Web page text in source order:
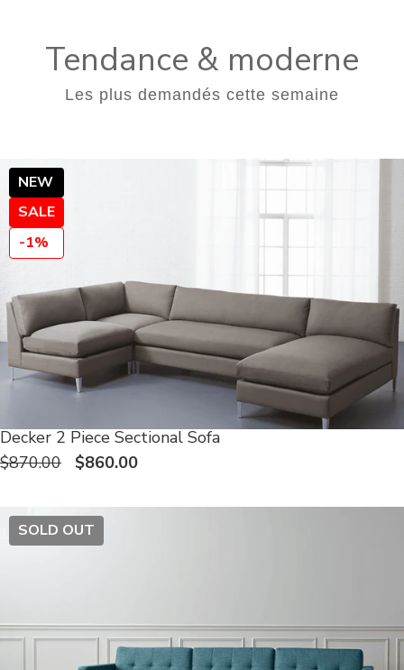
Tendance & moderne
Les plus demandés cette semaine
NEW
SALE
-1%
Decker 2 Piece Sectional Sofa
$870.00
$860.00
SOLD OUT